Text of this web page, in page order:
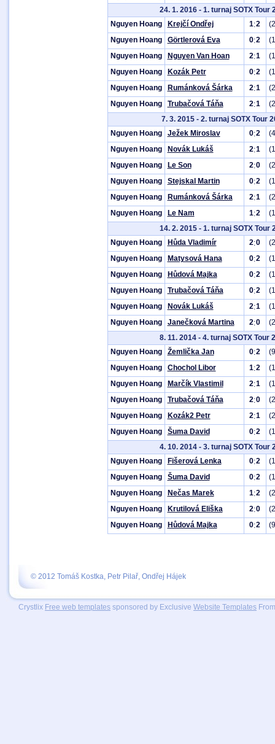
24. 1. 2016 - 1. turnaj SOTX Tour
Nguyen Hoang
Krejčí Ondřej 1:2
Nguyen Hoang
Görtlerová Eva 0:2
Nguyen Hoang
Nguyen Van Hoan 2:1
Nguyen Hoang
Kozák Petr 0:2
Nguyen Hoang
Rumánková Šárka 2:1
Nguyen Hoang
Trubačová Táňa 2:1
7. 3. 2015 - 2. turnaj SOTX Tour
Nguyen Hoang
Ježek Miroslav 0:2
Nguyen Hoang
Novák Lukáš 2:1
Nguyen Hoang
Le Son 2:0
Nguyen Hoang
Stejskal Martin 0:2
Nguyen Hoang
Rumánková Šárka 2:1
Nguyen Hoang
Le Nam 1:2
14. 2. 2015 - 1. turnaj SOTX Tour
Nguyen Hoang
Hůda Vladimír 2:0
Nguyen Hoang
Matysová Hana 0:2
Nguyen Hoang
Hůdová Majka 0:2
Nguyen Hoang
Trubačová Táňa 0:2
Nguyen Hoang
Novák Lukáš 2:1
Nguyen Hoang
Janečková Martina 2:0
8. 11. 2014 - 4. turnaj SOTX Tour
Nguyen Hoang
Žemlička Jan 0:2
Nguyen Hoang
Chochol Libor 1:2
Nguyen Hoang
Marčík Vlastimil 2:1
Nguyen Hoang
Trubačová Táňa 2:0
Nguyen Hoang
Kozák2 Petr 2:1
Nguyen Hoang
Šuma David 0:2
4. 10. 2014 - 3. turnaj SOTX Tour
Nguyen Hoang
Fišerová Lenka 0:2
Nguyen Hoang
Šuma David 0:2
Nguyen Hoang
Nečas Marek 1:2
Nguyen Hoang
Krutilová Eliška 2:0
Nguyen Hoang
Hůdová Majka 0:2
Crystlix Free web templates sponsored by Exclusive Website Templates
© 2012 Tomáš Kostka, Petr Pilař, Ondřej Hájek